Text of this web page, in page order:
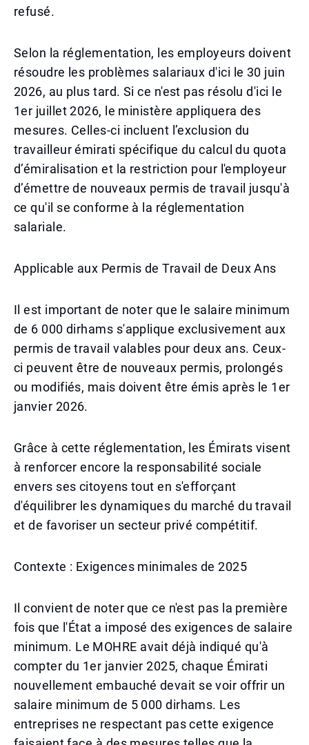
refusé.
Selon la réglementation, les employeurs doivent
résoudre les problèmes salariaux d'ici le 30 juin
2026, au plus tard. Si ce n'est pas résolu d'ici le
1er juillet 2026, le ministère appliquera des
mesures. Celles-ci incluent l’exclusion du
travailleur émirati spécifique du calcul du quota
d’émiralisation et la restriction pour l'employeur
d’émettre de nouveaux permis de travail jusqu'à
ce qu'il se conforme à la réglementation
salariale.
Applicable aux Permis de Travail de Deux Ans
Il est important de noter que le salaire minimum
de 6 000 dirhams s'applique exclusivement aux
permis de travail valables pour deux ans. Ceux-
ci peuvent être de nouveaux permis, prolongés
ou modifiés, mais doivent être émis après le 1er
janvier 2026.
Grâce à cette réglementation, les Émirats visent
à renforcer encore la responsabilité sociale
envers ses citoyens tout en s'efforçant
d'équilibrer les dynamiques du marché du travail
et de favoriser un secteur privé compétitif.
Contexte : Exigences minimales de 2025
Il convient de noter que ce n'est pas la première
fois que l'État a imposé des exigences de salaire
minimum. Le MOHRE avait déjà indiqué qu'à
compter du 1er janvier 2025, chaque Émirati
nouvellement embauché devait se voir offrir un
salaire minimum de 5 000 dirhams. Les
entreprises ne respectant pas cette exigence